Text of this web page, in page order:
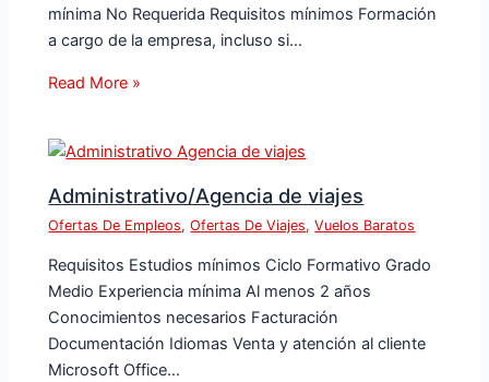
mínima No Requerida Requisitos mínimos Formación
a cargo de la empresa, incluso si…
Read More »
Administrativo/Agencia de viajes
Ofertas De Empleos,Ofertas De Viajes,Vuelos Baratos
Requisitos Estudios mínimos Ciclo Formativo Grado
Medio Experiencia mínima Al menos 2 años
Conocimientos necesarios Facturación
Documentación Idiomas Venta y atención al cliente
Microsoft Office…